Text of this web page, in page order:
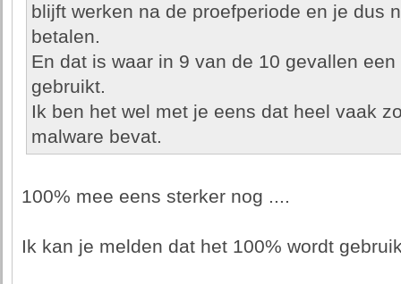
blijft werken na de proefperiode en je dus
betalen.
En dat is waar in 9 van de 10 gevallen
gebruikt.
Ik ben het wel met je eens dat heel vaak
malware bevat.
100% mee eens sterker nog ....
Ik kan je melden dat het 100% wordt